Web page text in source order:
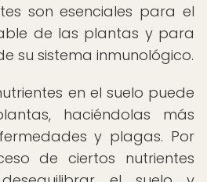
son esenciales para el
de las plantas y para
su sistema inmunológico.
en el suelo puede
haciéndolas más
y plagas. Por
de ciertos nutrientes